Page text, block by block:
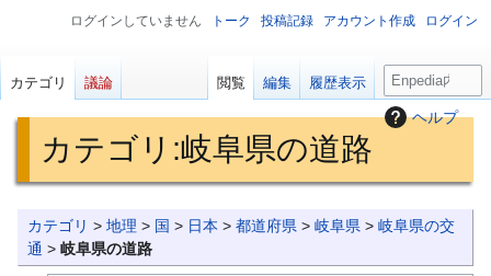
ヘルプ
カテゴリ :岐阜県の道路
ナ
ビ
検
索
カテゴリ >地理 > 国 > 日本 >都道府県 >岐阜県 >岐阜県の交
通 >岐阜県の道路
ログインしていません トーク 投稿記録 アカウント作成 ログイン
カテゴリ 議論 閲覧 編集 履歴表示
検
索